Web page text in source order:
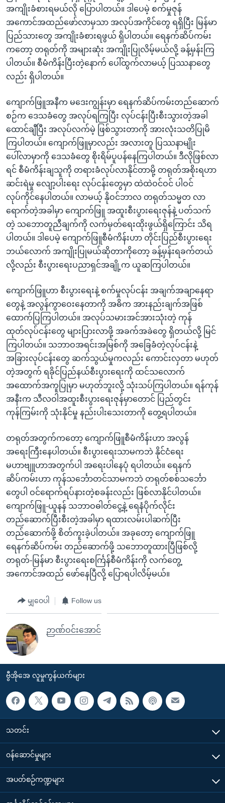
အကျိုးခံစားရမယ်လို ပြောပါတယ်။ ဒါပေမဲ့ စက်မှုဇုန်
အကောင်အထည်ဖော်လာမှသာ အလုပ်အကိုင်တွေ ရရှိပြီး မြန်မာ
ပြည်သားတွေ အကျိုးခံစားရဖွယ် ရှိပါတယ်။ ရေနက်ဆိပ်ကမ်း
ကတော့ တရုတ်ကို အများဆုံး အကျိုးပြုလိမ့်မယ်လို့ ခန့်မှန်းကြ
ပါတယ်။ စီမံကိန်းပြီးတဲ့နောက် ပေါ်ထွက်လာမယ့် ပြဿနာတွေ
လည်း ရှိပါတယ်။
ကျောက်ဖြူအနီက မဒေးကျွန်းမှာ ရေနက်ဆိပ်ကမ်းတည်ဆောက်
စဉ်က ဒေသခံတွေ အလုပ်ရကြပြီး လုပ်ငန်းပြီးစီးသွားတဲ့အခါ
ထောင်ချီပြီး အလုပ်လက်မဲ့ ဖြစ်သွားတာကို အားလုံးသတိပြုမိ
ကြပါတယ်။ ကျောက်ဖြူမှာလည်း အလားတူ ပြဿနာမျိုး
ပေါ်လာမှာကို ဒေသခံတွေ စိုးရိမ်ပူပန်နေကြပါတယ်။ ဒီလိုဖြစ်လာ
ရင် စီမံကိန်းချသူကို တရားခံလုပ်လာနိုင်တာမို့ တရုတ်အစိုးရဟာ
ဆင်းရဲမှု လျော့ပါးရေး လုပ်ငန်းတွေမှာ ထဲထဲဝင်ဝင် ပါဝင်
လုပ်ကိုင်နေပါတယ်။ လာမယ့် နိုဝင်ဘာလ တရုတ်သမ္မတ လာ
ရောက်တဲ့အခါမှာ ကျောက်ဖြူ အထူးစီးပွားရေးဇုန်နဲ့ ပတ်သက်
တဲ့ သဘောတူညီချက်ကို လက်မှတ်ရေးထိုးဖွယ်ရှိကြောင်း သိရ
ပါတယ်။ ဒါပေမဲ့ ကျောက်ဖြူစီမံကိန်းဟာ တိုင်းပြည်စီးပွားရေး
ဘယ်လောက် အကျိုးပြုမယ်ဆိုတာကိုတော့ ခန့်မှန်းရခက်တယ်
လို့လည်း စီးပွားရေးပညာရှင်အချို့က ယူဆကြပါတယ်။
ကျောက်ဖြူဟာ စီးပွားရေးနဲ့ စက်မှုလုပ်ငန်း အချက်အချာနေရာ
တွေနဲ့ အလွန်ကွာဝေးနေတာကို အဓိက အားနည်းချက်အဖြစ်
ထောက်ပြကြပါတယ်။ အလုပ်သမားအင်အားသုံးတဲ့ ကုန်
ထုတ်လုပ်ငန်းတွေ များပြားလာဖို့ အခက်အခဲတွေ ရှိတယ်လို့ မြင်
ကြပါတယ်။ သဘာဝအရင်းအမြစ်ကို အခြေခံတဲ့လုပ်ငန်းနဲ့
အခြားလုပ်ငန်းတွေ ဆက်သွယ်မှုကလည်း ကောင်းလှတာ မဟုတ်
တဲ့အတွက် ရခိုင်ပြည်နယ်စီးပွားရေးကို ထင်သလောက်
အထောက်အကူပြုမှာ မဟုတ်ဘူးလို့ သုံးသပ်ကြပါတယ်။ ရန်ကုန်
အနီးက သီလဝါအထူးစီးပွားရေးဇုန်မှာတောင် ပြည်တွင်း
ကုန်ကြမ်းကို သုံးနိုင်မှု နည်းပါးသေးတာကို တွေ့ရပါတယ်။
တရုတ်အတွက်ကတော့ ကျောက်ဖြူစီမံကိန်းဟာ အလွန်
အရေးကြီးနေပါတယ်။ စီးပွားရေးသာမကဘဲ နိုင်ငံရေး
မဟာဗျူဟာအတွက်ပါ အရေးပါနေပုံ ရပါတယ်။ ရေနက်
ဆိပ်ကမ်းဟာ ကုန်သင်္ဘောတင်သာမကဘဲ တရုတ်စစ်သင်္ဘော
တွေပါ ဝင်ရောက်ရပ်နားတဲ့စခန်းလည်း ဖြစ်လာနိုင်ပါတယ်။
ကျောက်ဖြူ-ယူနန် သဘာဝဓါတ်ငွေ့နဲ့ ရေနံပိုက်လိုင်း
တည်ဆောက်ပြီးစီးတဲ့အခါမှာ ရထားလမ်းပါဆက်ပြီး
တည်ဆောက်ဖို့ စိတ်ကူးခဲ့ပါတယ်။ အခုတော့ ကျောက်ဖြူ
ရေနက်ဆိပ်ကမ်း တည်ဆောက်ဖို့ သဘောတူထားပြီဖြစ်လို့
တရုတ်-မြန်မာ စီးပွားရေးစင်္ကြန်စီမံကိန်းကို လက်တွေ့
အကောင်အထည် ဖော်နေပြီလို့ ပြောရပါလိမ့်မယ်။
မျှဝေပါ Follow us
ဉာဏ်ဝင်းအောင်
ဗွီအိုအေ လူမှုကွန်ယက်များ
သတင်း
၀န်ဆောင်မှုများ
အပတ်စဉ်ကဏ္ဍများ